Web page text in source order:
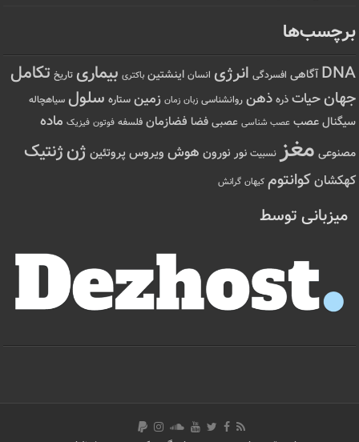
برچسب‌ها
DNA آگاهی افسردگی انرژی انسان اینشتین باکتری بیماری تاریخ تکامل
جهانحیات ذره ذهن روانشناسی زبان زمان زمین ستاره سلول سیاهچاله
سیگنال عصب عصب شناسی عصبی فضا فضازمان فلسفه فوتون فیزیک ماده
مصنوعی مغز نسبیت نور نورون هوش ویروس پروتئین ژنژنتیک
کهکشانکوانتوم کیهان گرانش
میزبانی توسط